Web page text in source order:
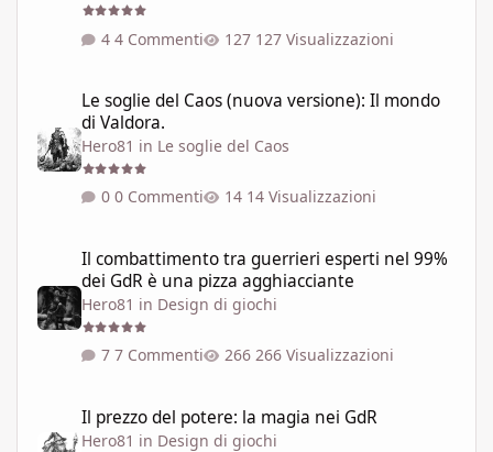
4 Commenti 127 Visualizzazioni
Le soglie del Caos (nuova versione): Il mondo
di Valdora.
Hero81 in Le soglie del Caos
0 Commenti 14 Visualizzazioni
Il combattimento tra guerrieri esperti nel 99%
dei GdR è una pizza agghiacciante
Hero81 in Design di giochi
7 Commenti 266 Visualizzazioni
Il prezzo del potere: la magia nei GdR
Hero81 in Design di giochi